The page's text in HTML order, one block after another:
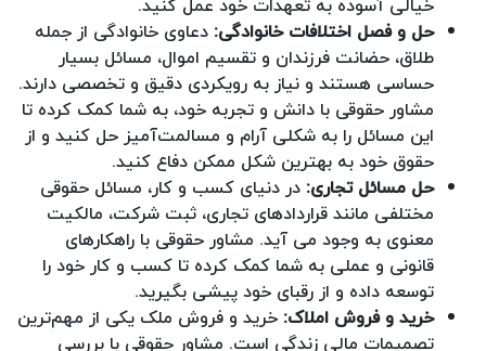
حل و فصل اختلافات خانوادگی: دعاوی خانوادگی از جمله
طلاق، حضانت فرزندان و تقسیم اموال، مسائل بسیار
حساسی هستند و نیاز به رویکردی دقیق و تخصصی دارند.
مشاور حقوقی با دانش و تجربه خود، به شما کمک کرده تا
این مسائل را به شکلی آرام و مسالمت‌آمیز حل کنید و از
حقوق خود به بهترین شکل ممکن دفاع کنید.
حل مسائل تجاری: در دنیای کسب و کار، مسائل حقوقی
مختلفی مانند قراردادهای تجاری، ثبت شرکت، مالکیت
معنوی به وجود می آید. مشاور حقوقی با راهکارهای
قانونی و عملی به شما کمک کرده تا کسب و کار خود را
توسعه داده و از رقبای خود پیشی بگیرید.
خرید و فروش املاک: خرید و فروش ملک یکی از مهم‌ترین
تصمیمات مالی زندگی است. مشاور حقوقی با بررسی